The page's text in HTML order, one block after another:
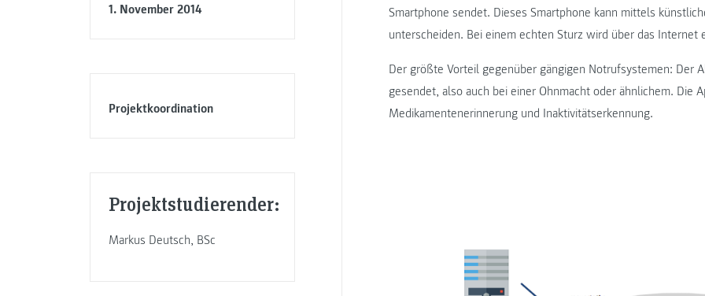
1. November 2014
Projektkoordination
Projektstudierender:
Markus Deutsch, BSc
Smartphone sendet. Dieses Smartphone kann mittels
unterscheiden. Bei einem echten Sturz wird über das Internet
Der größte Vorteil gegenüber gängigen Notrufsystemen: Der
gesendet, also auch bei einer Ohnmacht oder ähnlichem. Die
Medikamentenerinnerung und Inaktivitätserkennung.